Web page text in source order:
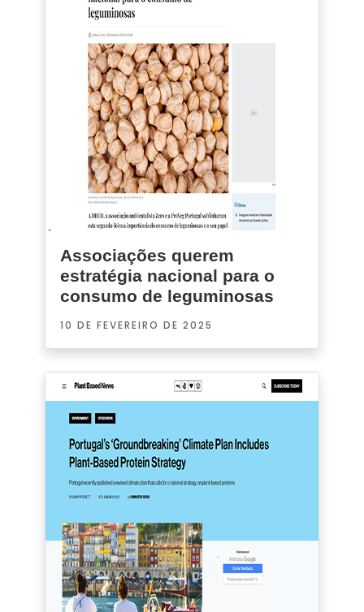
Associações querem
estratégia nacional para o
consumo de leguminosas
10 DE FEVEREIRO DE 2025